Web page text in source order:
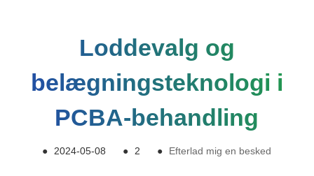
Loddevalg og
belægningsteknologi i
PCBA-behandling
● 2024-05-08 ● 2 ● Efterlad mig en besked